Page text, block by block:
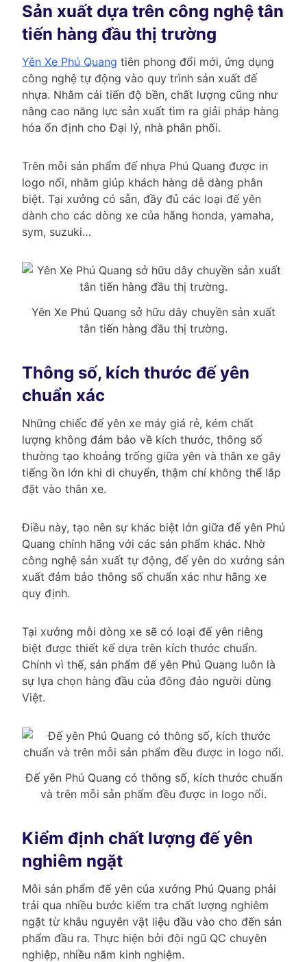
Sản xuất dựa trên công nghệ tân
tiến hàng đầu thị trường
Yên Xe Phú Quang tiên phong đổi mới, ứng dụng
công nghệ tự động vào quy trình sản xuất đế
nhựa. Nhằm cải tiến độ bền, chất lượng cũng như
nâng cao năng lực sản xuất tìm ra giải pháp hàng
hóa ổn định cho Đại lý, nhà phân phối.
Trên mỗi sản phẩm đế nhựa Phú Quang được in
logo nổi, nhằm giúp khách hàng dễ dàng phân
biệt. Tại xưởng có sẵn, đầy đủ các loại đế yên
dành cho các dòng xe của hãng honda, yamaha,
sym, suzuki…
Yên Xe Phú Quang sở hữu dây chuyền sản xuất
tân tiến hàng đầu thị trường.
Thông số, kích thước đế yên
chuẩn xác
Những chiếc đế yên xe máy giá rẻ, kém chất
lượng không đảm bảo về kích thước, thông số
thường tạo khoảng trống giữa yên và thân xe gây
tiếng ồn lớn khi di chuyển, thậm chí không thể lắp
đặt vào thân xe.
Điều này, tạo nên sự khác biệt lớn giữa đế yên Phú
Quang chính hãng với các sản phẩm khác. Nhờ
công nghệ sản xuất tự động, đế yên do xưởng sản
xuất đảm bảo thông số chuẩn xác như hãng xe
quy định.
Tại xưởng mỗi dòng xe sẽ có loại đế yên riêng
biệt được thiết kế dựa trên kích thước chuẩn.
Chính vì thế, sản phẩm đế yên Phú Quang luôn là
sự lựa chọn hàng đầu của đông đảo người dùng
Việt.
Đế yên Phú Quang có thông số, kích thước chuẩn
và trên mỗi sản phẩm đều được in logo nổi.
Kiểm định chất lượng đế yên
nghiêm ngặt
Mỗi sản phẩm đế yên của xưởng Phú Quang phải
trải qua nhiều bước kiểm tra chất lượng nghiêm
ngặt từ khâu nguyên vật liệu đầu vào cho đến sản
phẩm đầu ra. Thực hiện bởi đội ngũ QC chuyên
nghiệp, nhiều năm kinh nghiệm.